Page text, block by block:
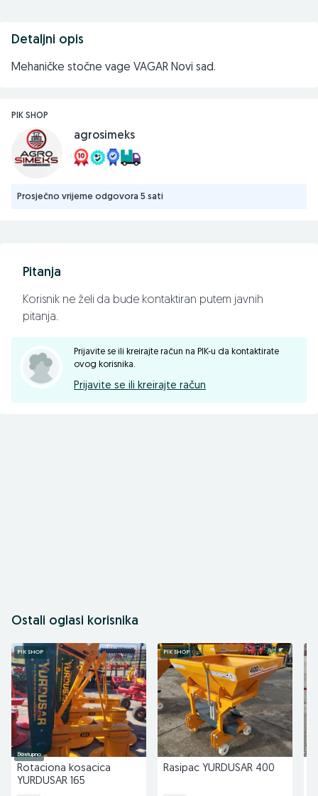
Detaljni opis
Mehaničke stočne vage VAGAR Novi sad.
PIK SHOP
agrosimeks
Prosječno vrijeme odgovora 5 sati
Pitanja
Korisnik ne želi da bude kontaktiran putem javnih
pitanja.
Prijavite se ili kreirajte račun na PIK-u da kontaktirate
ovog korisnika.
Prijavite se ili kreirajte račun
Ostali oglasi korisnika
PIK SHOP
Dostupno
Rotaciona kosacica
YURDUSAR 165
PIK SHOP
Rasipac YURDUSAR 400